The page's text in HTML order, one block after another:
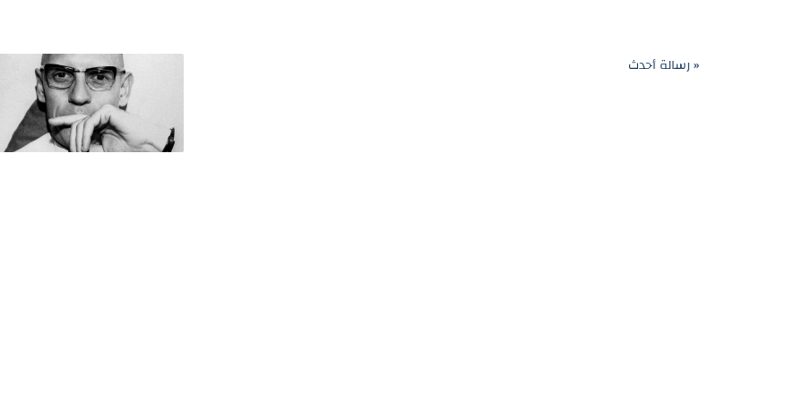
« رسالة أحدث